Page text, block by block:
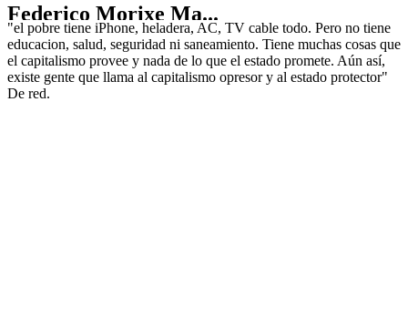
Federico Morixe Ma...
"el pobre tiene iPhone, heladera, AC, TV cable todo. Pero no tiene
educacion, salud, seguridad ni saneamiento. Tiene muchas cosas que
el capitalismo provee y nada de lo que el estado promete. Aún así,
existe gente que llama al capitalismo opresor y al estado protector"
De red.